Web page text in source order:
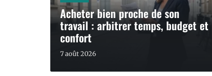
Acheter bien proche de son
travail : arbitrer temps, budget et
confort
7 août 2026